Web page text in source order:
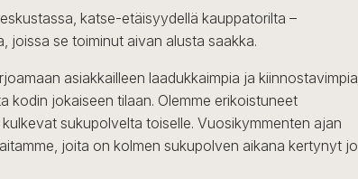
katse-etäisyydellä kauppatorilta –
joissa se toiminut aivan alusta saakka.
asiakkailleen laadukkaimpia ja kiinnostavimpia
kodin jokaiseen tilaan. Olemme erikoistuneet
sukupolvelta toiselle. Vuosikymmenten ajan
joita on kolmen sukupolven aikana kertynyt jo